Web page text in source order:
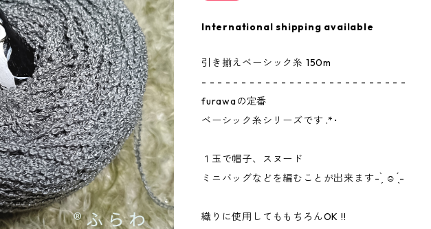
International shipping available
引き揃えベーシック糸 150m
- - - - - - - - - - - - - - - - - - - - - - - - - -
furawaの定番
ベーシック糸シリーズです .*･
１玉で帽子、スヌード
ミニバッグなどを編むことが出来ます- ̗̀ ☺︎ ̖́-
織りに使用してももちろんOK !!